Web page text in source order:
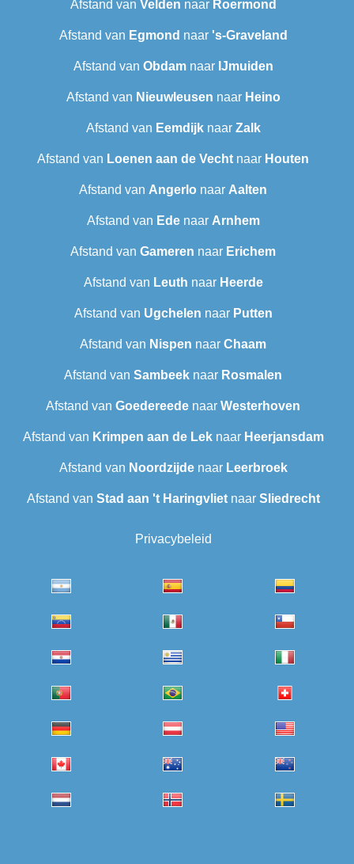
Afstand van Velden naar Roermond
Afstand van Egmond naar 's-Graveland
Afstand van Obdamnaar IJmuiden
Afstand van Nieuwleusen naar Heino
Afstand van Eemdijknaar Zalk
Afstand van Loenen aan de Vecht naar Houten
Afstand van Angerlo naar Aalten
Afstand van Edenaar Arnhem
Afstand van Gameren naar Erichem
Afstand van Leuth naar Heerde
Afstand van Ugchelen naar Putten
Afstand van Nispen naar Chaam
Afstand van Sambeek naar Rosmalen
Afstand van Goedereede naar Westerhoven
Afstand van Krimpen aan de Leknaar Heerjansdam
Afstand van Noordzijdenaar Leerbroek
Afstand van Stad aan 't Haringvlietnaar Sliedrecht
Privacybeleid